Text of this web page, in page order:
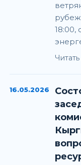
рубеж
18:00,
16.05.2026